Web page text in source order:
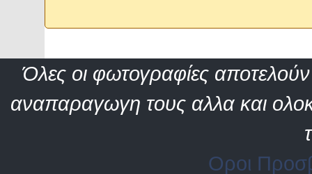
Όλες οι φωτογραφίες αποτελούν
αναπαραγωγη τους αλλα και
Οροι